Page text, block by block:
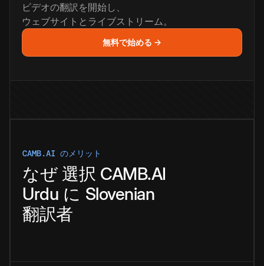
ビデオの翻訳を開始し、
ウェブサイトとライブストリーム。
無料で始める →
CAMB.AI のメリット
なぜ 選択 CAMB.AI
Urdu に Slovenian
翻訳者